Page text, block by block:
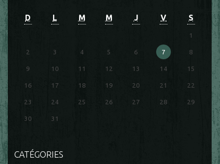
D L M M J V S
1
2 3 4 5 6 7 8
9 10 11 12 13 14 15
16 17 18 19 20 21 22
23 24 25 26 27 28 29
30 31
CATÉGORIES